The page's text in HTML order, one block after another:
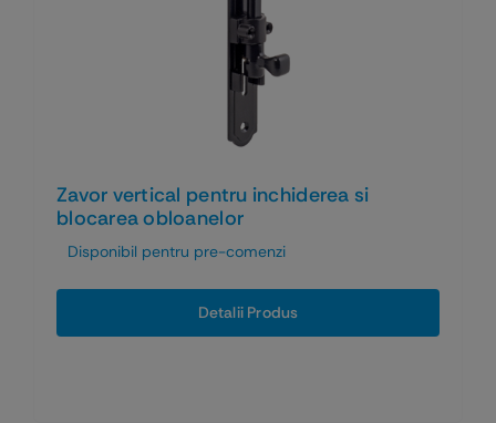
Zavor vertical pentru inchiderea si
blocarea obloanelor
Disponibil pentru pre-comenzi
Detalii Produs